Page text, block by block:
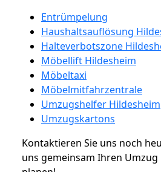
Entrümpelung
Haushaltsauflösung
Halteverbotszone
Möbellift Hildesheim
Möbeltaxi
Möbelmitfahrzentrale
Umzugshelfer Hildesheim
Umzugskartons
Kontaktieren Sie uns noch
uns gemeinsam Ihren Umzug